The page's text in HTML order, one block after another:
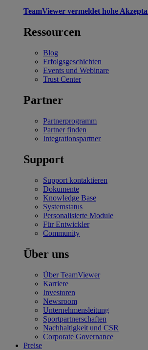
TeamViewer vermeldet hohe
Ressourcen
Blog
Erfolgsgeschichten
Events und Webinare
Trust Center
Partner
Partnerprogramm
Partner finden
Integrationspartner
Support
Support kontaktieren
Dokumente
Knowledge Base
Systemstatus
Personalisierte Module
Für Entwickler
Community
Über uns
Über TeamViewer
Karriere
Investoren
Newsroom
Unternehmensleitung
Sportpartnerschaften
Nachhaltigkeit und CSR
Corporate Governance
Preise